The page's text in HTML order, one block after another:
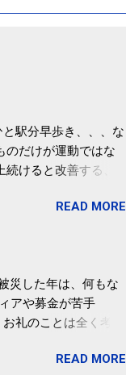
駅分早歩き、、、な
のだけが運動ではな
けると改善する、
の運動を毎日３０分
なくても効果」 -
READ MORE
災した年は、何もな
アや募金が苦手
礼のことは全く考え
の目的は......。 総務
READ MORE